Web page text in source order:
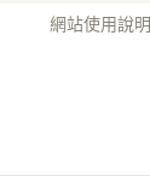
網站使用說明